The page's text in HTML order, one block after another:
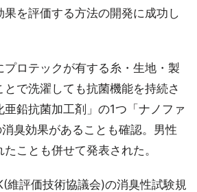
を評価する方法の開発に成功し
プロテックが有する糸・生地・製
で洗濯しても抗菌機能を持続さ
鉛抗菌加工剤」の1つ「ナノファ
臭効果があることも確認。男性
ことも併せて発表された。
維評価技術協議会)の消臭性試験規